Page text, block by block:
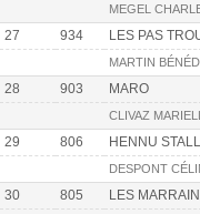
MEGEL
27 934 LES PAS
MARTIN
28 903 MARO
CLIVAZ
29 806 HENNU STALL
DESPONT
30 805 LES